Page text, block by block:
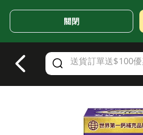
Valid Until 30 June 2026
關閉